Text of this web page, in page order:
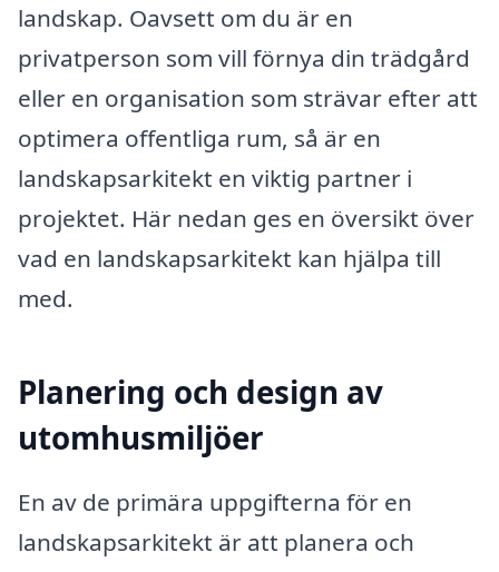
landskap. Oavsett om du är en
privatperson som vill förnya din trädgård
eller en organisation som strävar efter att
optimera offentliga rum, så är en
landskapsarkitekt en viktig partner i
projektet. Här nedan ges en översikt över
vad en landskapsarkitekt kan hjälpa till
med.
Planering och design av
utomhusmiljöer
En av de primära uppgifterna för en
landskapsarkitekt är att planera och